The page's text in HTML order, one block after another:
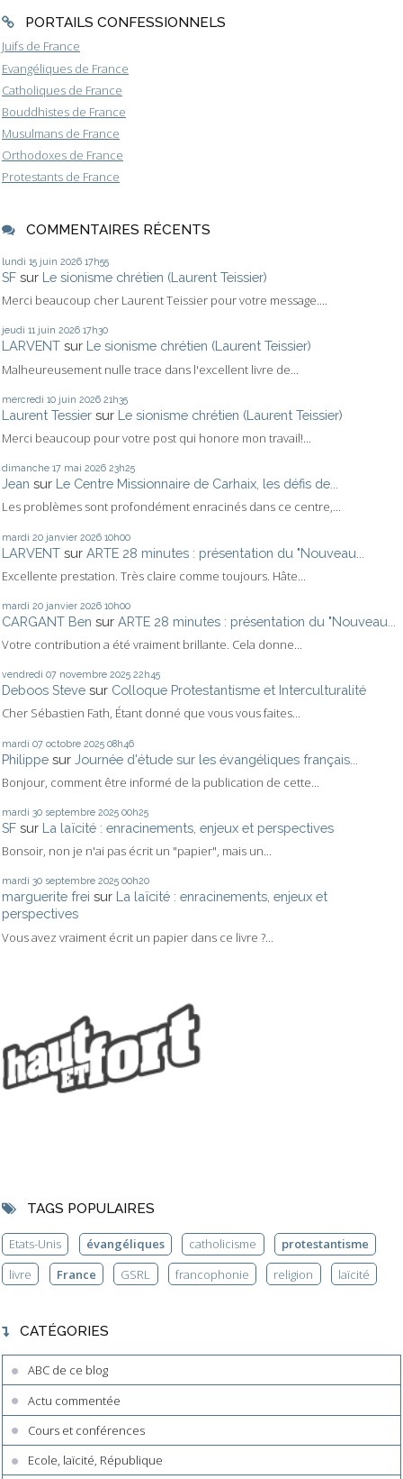
PORTAILS CONFESSIONNELS
Juifs de France
Evangéliques de France
Catholiques de France
Bouddhistes de France
Musulmans de France
Orthodoxes de France
Protestants de France
COMMENTAIRES RÉCENTS
lundi 15 juin 2026 17h55
SF sur Le sionisme chrétien (Laurent Teissier)
Merci beaucoup cher Laurent Teissier pour votre message....
jeudi 11 juin 2026 17h30
LARVENT sur Le sionisme chrétien (Laurent Teissier)
Malheureusement nulle trace dans l'excellent livre de...
mercredi 10 juin 2026 21h35
Laurent Tessier sur Le sionisme chrétien (Laurent Teissier)
Merci beaucoup pour votre post qui honore mon travail!...
dimanche 17 mai 2026 23h25
Jean sur Le Centre Missionnaire de Carhaix, les défis de...
Les problèmes sont profondément enracinés dans ce centre,...
mardi 20 janvier 2026 10h00
LARVENT sur ARTE 28 minutes : présentation du "Nouveau...
Excellente prestation. Très claire comme toujours. Hâte...
mardi 20 janvier 2026 10h00
CARGANT Ben sur ARTE 28 minutes : présentation du "Nouveau...
Votre contribution a été vraiment brillante. Cela donne...
vendredi 07 novembre 2025 22h45
Deboos Steve sur Colloque Protestantisme et Interculturalité
Cher Sébastien Fath, Étant donné que vous vous faites...
mardi 07 octobre 2025 08h46
Philippe sur Journée d'étude sur les évangéliques français...
Bonjour, comment être informé de la publication de cette...
mardi 30 septembre 2025 00h25
SF sur La laïcité : enracinements, enjeux et perspectives
Bonsoir, non je n'ai pas écrit un "papier", mais un...
mardi 30 septembre 2025 00h20
marguerite frei sur La laïcité : enracinements, enjeux et
perspectives
Vous avez vraiment écrit un papier dans ce livre ?...
TAGS POPULAIRES
Etats-Unis évangéliques catholicisme
protestantisme
livre
France GSRL francophonie religion laïcité
CATÉGORIES
ABC de ce blog
Actu commentée
Cours et conférences
Ecole, laïcité, République